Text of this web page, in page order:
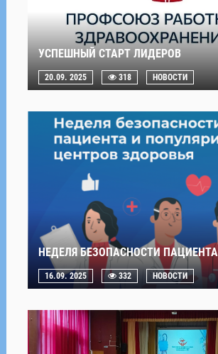
УСПЕШНЫЙ СТАРТ ЛИДЕРОВ
20.09. 2025 318 НОВОСТИ
НЕДЕЛЯ БЕЗОПАСНОСТИ ПАЦИЕНТА
16.09. 2025 332 НОВОСТИ